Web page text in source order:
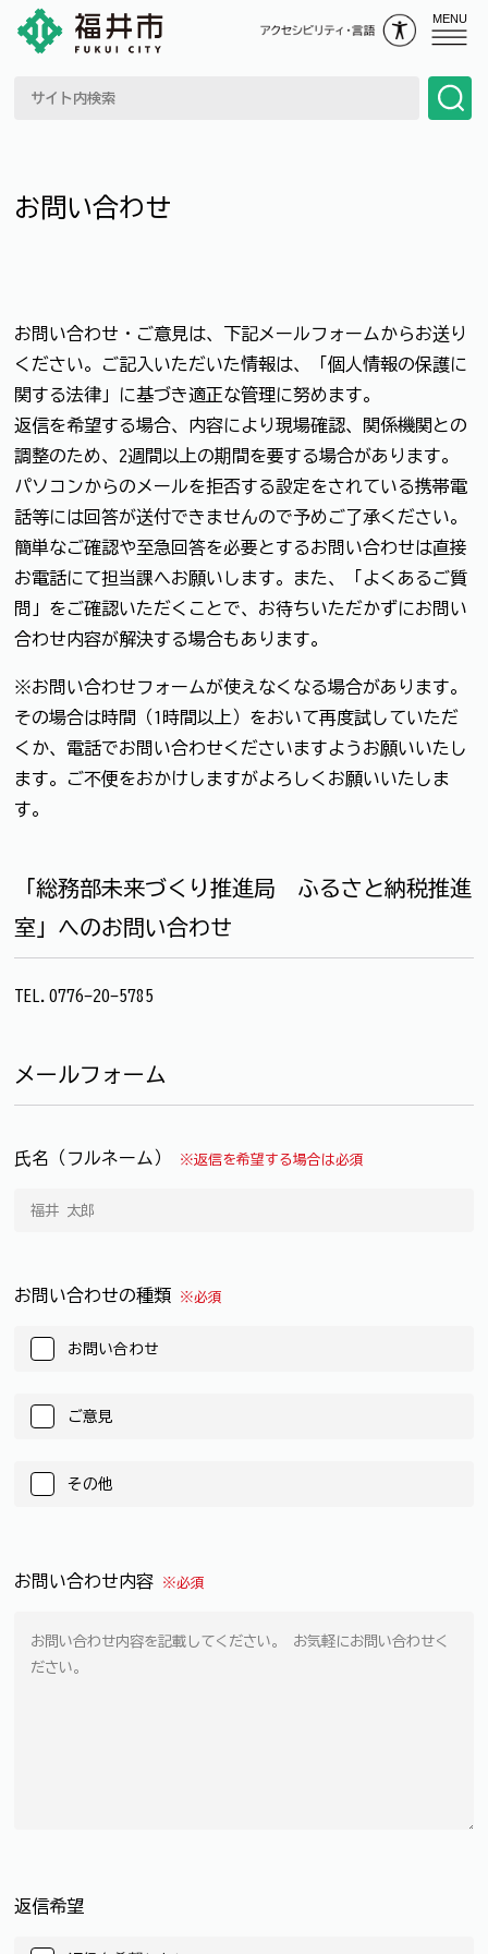
MENU
お問い合わせ
お問い合わせ・ご意見は、下記メールフォームからお送り
ください。ご記入いただいた情報は、「個人情報の保護に
関する法律」に基づき適正な管理に努めます。
返信を希望する場合、内容により現場確認、関係機関との
調整のため、2週間以上の期間を要する場合があります。
パソコンからのメールを拒否する設定をされている携帯電
話等には回答が送付できませんので予めご了承ください。
簡単なご確認や至急回答を必要とするお問い合わせは直接
お電話にて担当課へお願いします。また、「よくあるご質
問」をご確認いただくことで、お待ちいただかずにお問い
合わせ内容が解決する場合もあります。
※お問い合わせフォームが使えなくなる場合があります。
その場合は時間（1時間以上）をおいて再度試していただ
くか、電話でお問い合わせくださいますようお願いいたし
ます。ご不便をおかけしますがよろしくお願いいたしま
す。
「総務部未来づくり推進局 ふるさと納税推進
室」へのお問い合わせ
TEL.0776-20-5785
メールフォーム
氏名（フルネーム） ※返信を希望する場合は必須
お問い合わせの種類 ※必須
お問い合わせ
ご意見
その他
お問い合わせ内容 ※必須
返信希望